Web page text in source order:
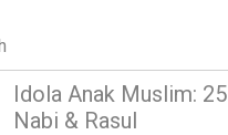
Idola Anak Muslim: 25
Nabi & Rasul